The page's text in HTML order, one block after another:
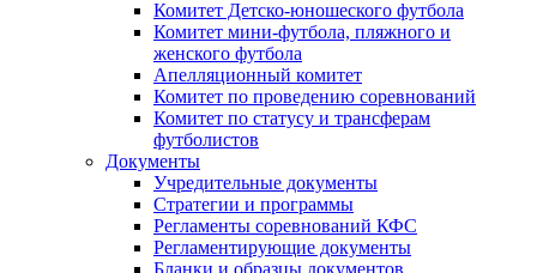
Комитет Детско-юношеского футбола
Комитет мини-футбола, пляжного и
женского футбола
Апелляционный комитет
Комитет по проведению соревнований
Комитет по статусу и трансферам
футболистов
Документы
Учредительные документы
Стратегии и программы
Регламенты соревнований КФС
Регламентирующие документы
Бланки и образцы документов